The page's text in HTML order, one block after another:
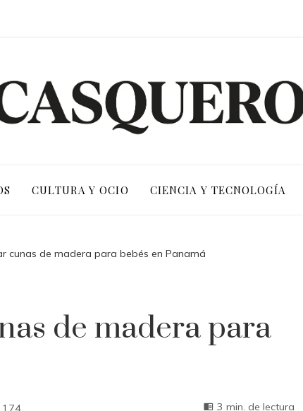
CULTURA Y OCIO CIENCIA Y TECNOLOGÍA
cunas de madera para bebés en Panamá
de madera para
174 3 min. de lectura